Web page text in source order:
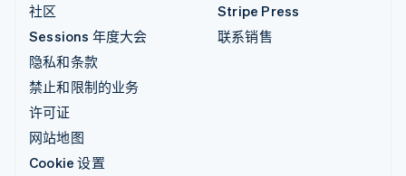
社区
Sessions 年度大会
隐私和条款
禁止和限制的业务
许可证
网站地图
Cookie 设置
Stripe Press
联系销售